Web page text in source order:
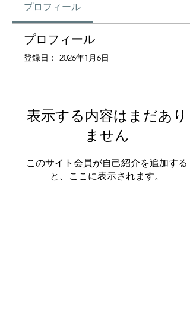
プロフィール
プロフィール
登録日： 2026年1月6日
表示する内容はまだあり
ません
このサイト会員が自己紹介を追加する
と、ここに表示されます。